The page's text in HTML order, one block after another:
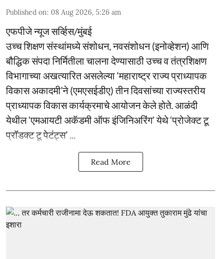
Published on: 08 Aug 2026, 5:26 am
एफपीजे न्यूज सर्व्हिस/मुंबई
उच्च शिक्षण संस्थांमध्ये संशोधन, नवसंशोधन (इनोव्हेशन) आणि
बौद्धिक संपदा निर्मितीला चालना देण्यासाठी उच्च व तंत्रशिक्षण
विभागाच्या अखत्यारित असलेल्या ‘महाराष्ट्र राज्य प्राध्यापक
विकास अकादमी’ने (एमएसईडीए) तीन दिवसांच्या राज्यस्तरीय
प्राध्यापक विकास कार्यक्रमाचे आयोजन केले होते. आळंदी
येथील ‘एमआयटी अकॅडमी ऑफ इंजिनिअरिंग’ येथे ‘प्रोजेक्ट टू
प्रॉडक्ट टू पेटंट्स’ ...
Read More